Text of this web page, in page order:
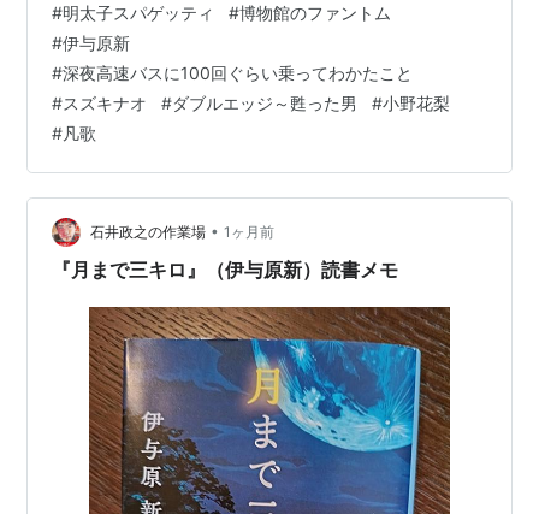
1冊。スズキナオ著「深夜高速バスに100回くらい乗って
わかったこと」 ちょっと酔っ払った日曜午後にフィッ
ト。深夜高速バスに100回ぐらい乗ってわかったこと作
者:スズキナオスタンド・ブックスAmazon夜はポトフと
白ワイン。 お供はドラマ「ダブルエッジ～甦った男」 車
いすの刑事織…
#明太子スパゲッティ #博物館のファントム
#伊与原新
#深夜高速バスに100回ぐらい乗ってわかたこと
#スズキナオ #ダブルエッジ～甦った男 #小野花梨
#凡歌
石井政之の作業場 • 1ヶ月前
『月まで三キロ』（伊与原新）読書メモ